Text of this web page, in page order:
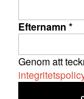
Efternamn *
Genom att